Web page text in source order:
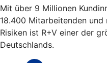
Mit über 9 Millionen
18.400 Mitarbeitenden
Risiken ist R+V einer der
Deutschlands.